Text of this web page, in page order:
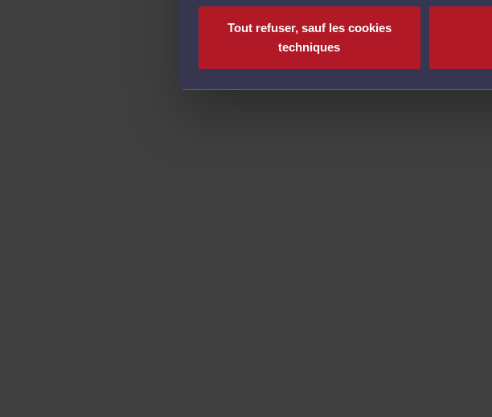
Tout refuser, sauf les cookies
techniques